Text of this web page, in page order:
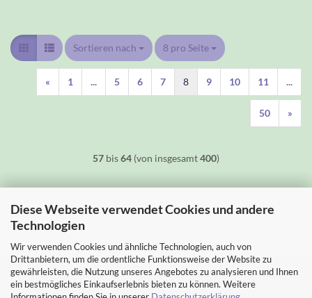
Diese Webseite verwendet Cookies und andere
Technologien
Wir verwenden Cookies und ähnliche Technologien, auch von
Drittanbietern, um die ordentliche Funktionsweise der Website zu
gewährleisten, die Nutzung unseres Angebotes zu analysieren und Ihnen
ein bestmögliches Einkaufserlebnis bieten zu können. Weitere
Sortieren nach
Sortieren nach 8 pro Seite
pro Seite
« 1 ... 5 6 7 8 9 10 11 ...
50 »
57 bis64 (von insgesamt400)
Impressum Kontakt
Versand- & Zahlungsbedingungen